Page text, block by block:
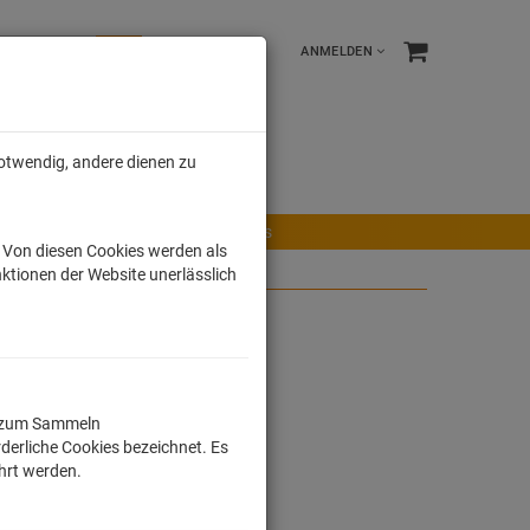
ANMELDEN
Tonies
andere dienen zu
diesen Cookies werden als
der Website unerlässlich
Sammeln
Cookies bezeichnet. Es
werden.